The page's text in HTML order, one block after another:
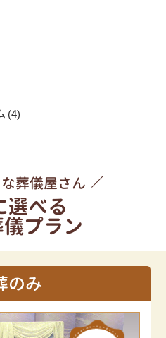
(4)
葬儀屋さん
選べる
プラン
のみ